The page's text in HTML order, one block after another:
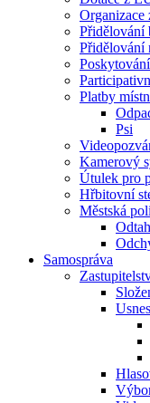
Organizace
Přidělování
Přidělování
Platby
Psi
Kamerový
Útulek pro
Hřbitovní
Městská
Samospráva